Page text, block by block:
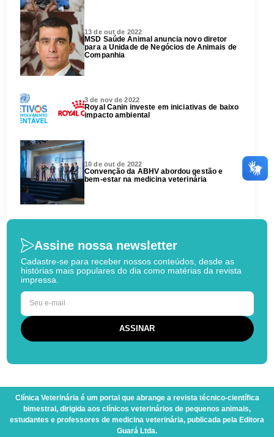
13 de out de 2022
MSD Saúde Animal anuncia novo diretor
para a Unidade de Negócios de Animais de
Companhia
3 de nov de 2022
Royal Canin investe em iniciativas de baixo
impacto ambiental
10 de out de 2022
Convenção da ABHV abordou gestão e
bem-estar na medicina veterinária
Assine nossa newsletter
Cadastre-se para receber nossos conteúdos, desde as
histórias mais populares do dia como matérias da revista
impressa.
Clínica Veterinária é um portal que abrange a revista técnico-científica
bimestral, dirigida aos clínicos veterinários de pequenos animais,
estudantes e professores de medicina veterinária, publicada pela Editora
Guará Ltda.